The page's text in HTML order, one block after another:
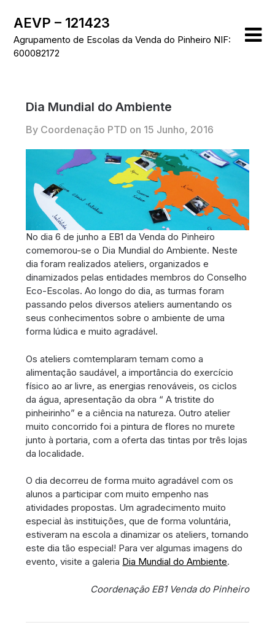
content
AEVP – 121423
Agrupamento de Escolas da Venda do Pinheiro NIF:
600082172
Dia Mundial do Ambiente
By Coordenação PTD on 15 Junho, 2016
No dia 6 de junho a EB1 da Venda do Pinheiro
comemorou-se o Dia Mundial do Ambiente. Neste
dia foram realizados ateliers, organizados e
dinamizados pelas entidades membros do Conselho
Eco-Escolas. Ao longo do dia, as turmas foram
passando pelos diversos ateliers aumentando os
seus conhecimentos sobre o ambiente de uma
forma lúdica e muito agradável.
Os ateliers comtemplaram temam como a
alimentação saudável, a importância do exercício
físico ao ar livre, as energias renováveis, os ciclos
da água, apresentação da obra “ A tristite do
pinheirinho” e a ciência na natureza. Outro atelier
muito concorrido foi a pintura de flores no murete
junto à portaria, com a oferta das tintas por três lojas
da localidade.
O dia decorreu de forma muito agradável com os
alunos a participar com muito empenho nas
atividades propostas. Um agradecimento muito
especial às instituições, que de forma voluntária,
estiveram na escola a dinamizar os ateliers, tornando
este dia tão especial! Para ver algumas imagens do
evento, visite a galeria Dia Mundial do Ambiente.
Coordenação EB1 Venda do Pinheiro